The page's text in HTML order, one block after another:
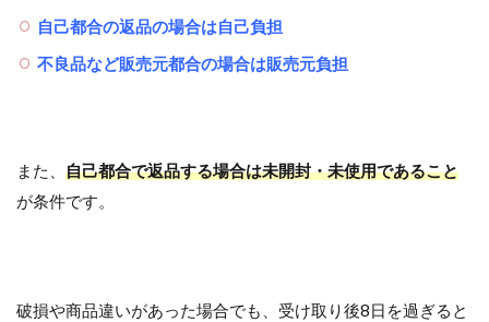
自己都合の返品の場合は自己負担
不良品など販売元都合の場合は販売元負担
また、 自己都合で返品する場合は未開封・未使用であること
が条件です。
破損や商品違いがあった場合でも、受け取り後8日を過ぎると